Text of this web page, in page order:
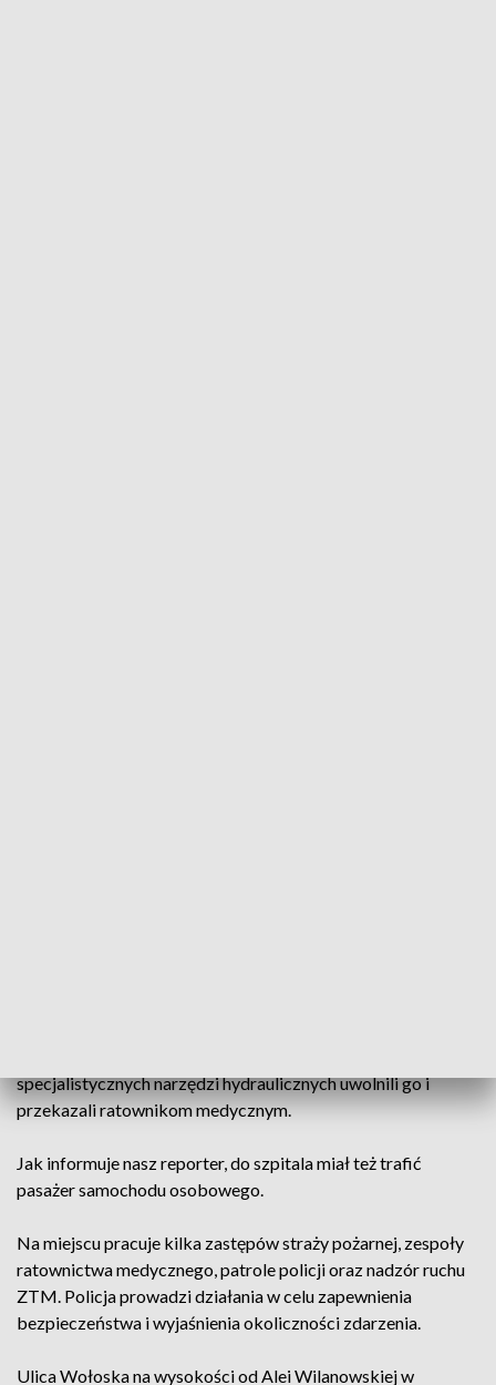
specjalistycznych narzędzi hydraulicznych uwolnili go i
przekazali ratownikom medycznym.
Jak informuje nasz reporter, do szpitala miał też trafić
pasażer samochodu osobowego.
Na miejscu pracuje kilka zastępów straży pożarnej, zespoły
ratownictwa medycznego, patrole policji oraz nadzór ruchu
ZTM. Policja prowadzi działania w celu zapewnienia
bezpieczeństwa i wyjaśnienia okoliczności zdarzenia.
Ulica Wołoska na wysokości od Alei Wilanowskiej w